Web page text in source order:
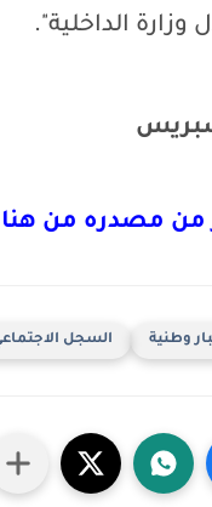
الداخلية".
من مصدره من هنا
وطنية السجل